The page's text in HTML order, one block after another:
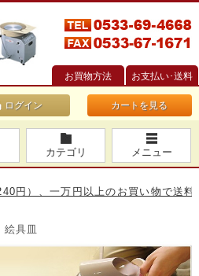
お買物方法 お支払い･送料
カートを見る
カテゴリ メニュー
一万円以上のお買い物で送料無料
絵具皿